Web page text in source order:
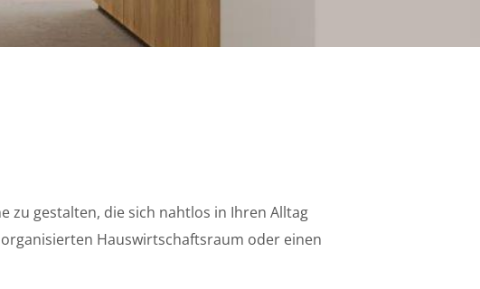
zu gestalten, die sich nahtlos in Ihren Alltag
Hauswirtschaftsraum oder einen